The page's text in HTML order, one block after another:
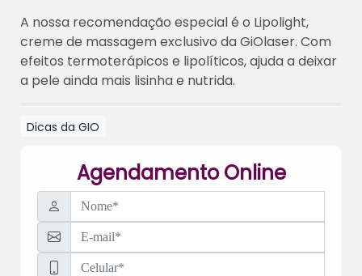
A nossa recomendação especial é o Lipolight,
creme de massagem exclusivo da GiOlaser. Com
efeitos termoterápicos e lipolíticos, ajuda a deixar
a pele ainda mais lisinha e nutrida.
Dicas da GIO
Agendamento Online